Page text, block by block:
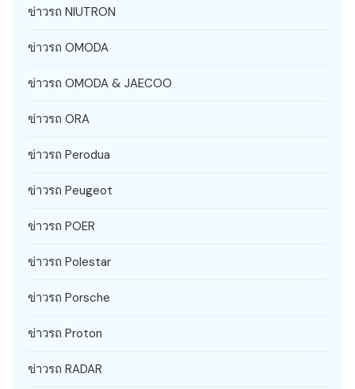
ข่าวรถ NIUTRON
ข่าวรถ OMODA
ข่าวรถ OMODA & JAECOO
ข่าวรถ ORA
ข่าวรถ Perodua
ข่าวรถ Peugeot
ข่าวรถ POER
ข่าวรถ Polestar
ข่าวรถ Porsche
ข่าวรถ Proton
ข่าวรถ RADAR